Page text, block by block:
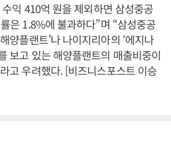
익 410억 원을 제외하면 삼성중공
은 1.8%에 불과하다”며 “삼성중공
양플랜트’나 나이지리아의 ‘에지나
보고 있는 해양플랜트의 매출비중이
고 우려했다. [비즈니스포스트 이승